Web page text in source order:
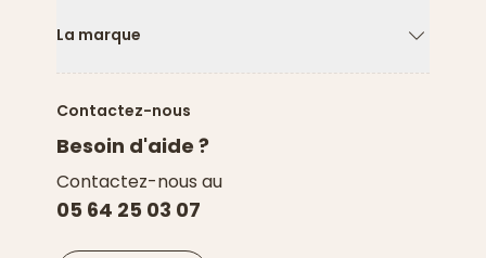
La marque
Contactez-nous
Besoin d'aide ?
Contactez-nous au
05 64 25 03 07